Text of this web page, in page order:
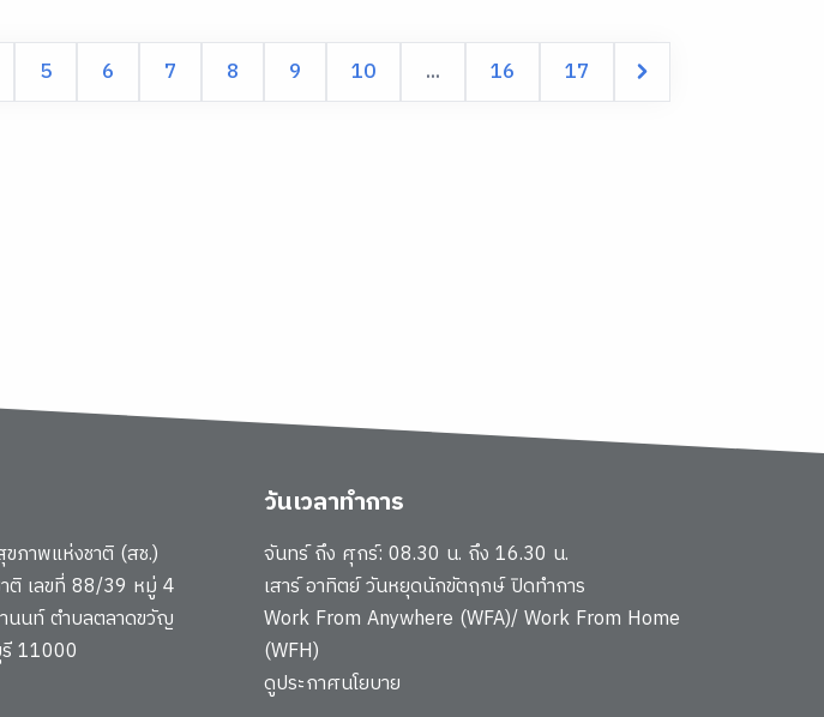
5 6 7 8 9 10 ... 16 17
ภาพแห่งชาติ (สช.)
ติ เลขที่ 88/39 หมู่ 4
นนท์ ตำบลตลาดขวัญ
11000
วันเวลาทำการ
จันทร์ ถึง ศุกร์: 08.30 น. ถึง 16.30 น.
เสาร์ อาทิตย์ วันหยุดนักขัตฤกษ์ ปิดทำการ
Work From Anywhere (WFA)/ Work From Home
(WFH)
ดูประกาศนโยบาย